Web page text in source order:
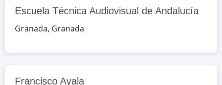
Granada, España
Galilea Centro de Formación
Escuela Técnica Audiovisual de Andalucía
Granada, Granada
Francisco Ayala